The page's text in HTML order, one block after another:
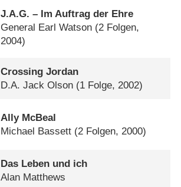
J.A.G. – Im Auftrag der Ehre
General Earl Watson (2 Folgen,
2004)
Crossing Jordan
D.A. Jack Olson (1 Folge, 2002)
Ally McBeal
Michael Bassett (2 Folgen, 2000)
Das Leben und ich
Alan Matthews